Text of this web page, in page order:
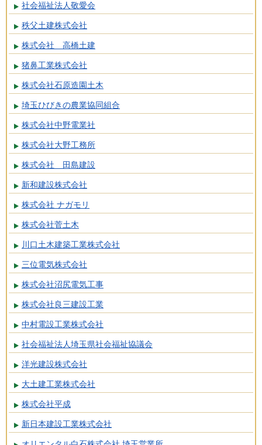
社会福祉法人敬愛会
秩父土建株式会社
株式会社 高橋土建
猪鼻工業株式会社
株式会社石原造園土木
埼玉ひびきの農業協同組合
株式会社中野電業社
株式会社大野工務所
株式会社 田島建設
新和建設株式会社
株式会社 ナガモリ
株式会社菅土木
川口土木建築工業株式会社
三位電気株式会社
株式会社沼尻電気工事
株式会社良三建設工業
中村電設工業株式会社
社会福祉法人埼玉県社会福祉協議会
洋光建設株式会社
大土建工業株式会社
株式会社平成
新日本建設工業株式会社